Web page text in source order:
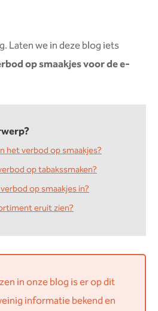
Laten we in deze blog iets
op smaakjes voor de e-
het verbod op smaakjes?
op tabakssmaken?
op smaakjes in?
eruit zien?
in onze blog is er op dit
informatie bekend en